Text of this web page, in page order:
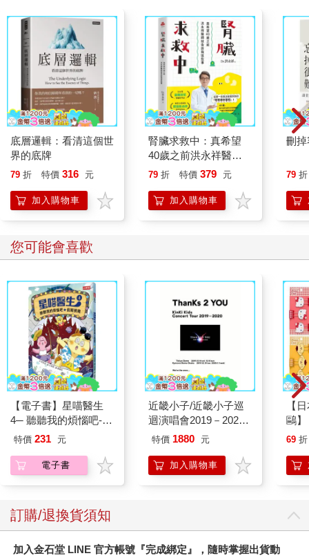
底層邏輯：看清這個世
界的底牌
79 折 特價 316 元
加入購物車
腎臟求救中：真希望
40歲之前洪永祥醫師
就告訴我這些事
79 折 特價 379 元
加入購物車
刪
79 折
您可能會喜歡
【電子書】星喵醫生
4─ 聽聽我的煩惱吧-假
期挑戰
特價 231 元
電子書
近畿小子/近畿小子巡
迴演唱會2019－2020
ThanKs 2 YOU 藍光初
特價 1880 元
加入購物車
【
鷗
(8款
企鵝
69 折
訂購/退換貨須知
加入金石堂 LINE 官方帳號『完成綁定』，隨時掌握出貨動